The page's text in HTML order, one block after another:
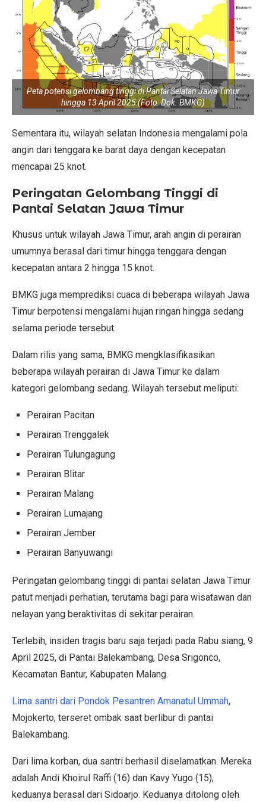
Peta potensi gelombang tinggi di Pantai Selatan Jawa Timur
hingga 13 April 2025 (Foto: Dok. BMKG)
Sementara itu, wilayah selatan Indonesia mengalami pola
angin dari tenggara ke barat daya dengan kecepatan
mencapai 25 knot.
Peringatan Gelombang Tinggi di
Pantai Selatan Jawa Timur
Khusus untuk wilayah Jawa Timur, arah angin di perairan
umumnya berasal dari timur hingga tenggara dengan
kecepatan antara 2 hingga 15 knot.
BMKG juga memprediksi cuaca di beberapa wilayah Jawa
Timur berpotensi mengalami hujan ringan hingga sedang
selama periode tersebut.
Dalam rilis yang sama, BMKG mengklasifikasikan
beberapa wilayah perairan di Jawa Timur ke dalam
kategori gelombang sedang. Wilayah tersebut meliputi:
Perairan Pacitan
Perairan Trenggalek
Perairan Tulungagung
Perairan Blitar
Perairan Malang
Perairan Lumajang
Perairan Jember
Perairan Banyuwangi
Peringatan gelombang tinggi di pantai selatan Jawa Timur
patut menjadi perhatian, terutama bagi para wisatawan dan
nelayan yang beraktivitas di sekitar perairan.
Terlebih, insiden tragis baru saja terjadi pada Rabu siang, 9
April 2025, di Pantai Balekambang, Desa Srigonco,
Kecamatan Bantur, Kabupaten Malang.
Lima santri dari Pondok Pesantren Amanatul Ummah,
Mojokerto, terseret ombak saat berlibur di pantai
Balekambang.
Dari lima korban, dua santri berhasil diselamatkan. Mereka
adalah Andi Khoirul Raffi (16) dan Kavy Yugo (15),
keduanya berasal dari Sidoarjo. Keduanya ditolong oleh